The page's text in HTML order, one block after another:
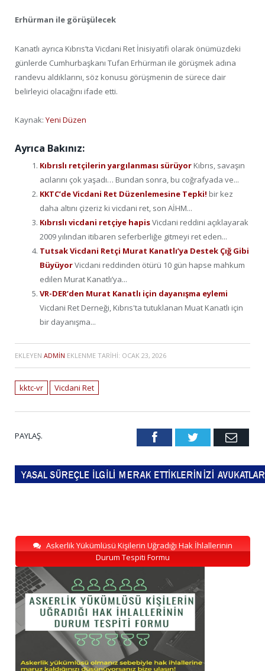
Erhürman ile görüşülecek
Kanatlı ayrıca Kıbrıs’ta Vicdani Ret İnisiyatifi olarak önümüzdeki
günlerde Cumhurbaşkanı Tufan Erhürman ile görüşmek adına
randevu aldıklarını, söz konusu görüşmenin de sürece dair
belirleyici olacağını ifade etti.
Kaynak: Yeni Düzen
Ayrıca Bakınız:
Kıbrıslı retçilerin yargılanması sürüyor Kıbrıs, savaşın
acılarını çok yaşadı… Bundan sonra, bu coğrafyada ve...
KKTC’de Vicdani Ret Düzenlemesine Tepki! bir kez
daha altını çizeriz ki vicdani ret, son AİHM...
Kıbrıslı vicdani retçiye hapisVicdani reddini açıklayarak
2009 yılından itibaren seferberliğe gitmeyi ret eden...
Tutsak Vicdani Retçi Murat Kanatlı’ya Destek Çığ Gibi
BüyüyorVicdani reddinden ötürü 10 gün hapse mahkum
edilen Murat Kanatlı’ya...
VR-DER’den Murat Kanatlı için dayanışma eylemi
Vicdani Ret Derneği, Kıbrıs'ta tutuklanan Muat Kanatlı için
bir dayanışma...
EKLEYEN ADMIN EKLENME TARIHI: OCAK 23, 2026
kktc-vr Vicdani Ret
PAYLAŞ. FacebookTwitter Email
Askerlik Yükümlüsü Kişilerin Uğradığı Hak İhlallerinin
Durum Tespiti Formu